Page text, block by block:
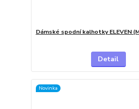
Dámské spodní kalhotky ELEVEN
Detail
Novinka